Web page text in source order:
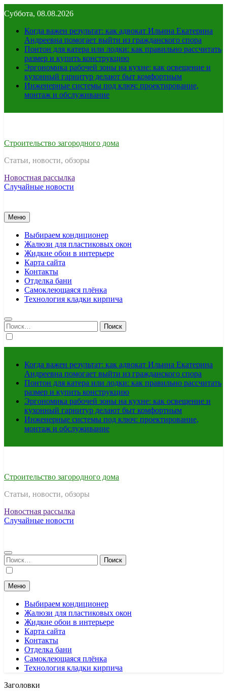
к
содержимому
Суббота, 08.08.2026
Когда важен результат: как адвокат Ильина Екатерина
Андреевна помогает выйти из гражданского спора
Понтон для катера или лодки: как правильно рассчитать
размер и купить конструкцию
Эргономика рабочей зоны на кухне: как освещение и
кухонный гарнитур делают быт комфортным
Инженерные системы под ключ: проектирование,
монтаж и обслуживание
Строительство загородного дома
Статьи, новости, обзоры
Новостная рассылка
Случайные новости
Меню
Выбираем кондиционер
Жалюзи для пластиковых окон
Жидкие обои в интерьере
Карта сайта
Контакты
Отделка бани
Самоклеющаяся плёнка
Технология кладки кирпича
Найти:
Когда важен результат: как адвокат Ильина Екатерина
Андреевна помогает выйти из гражданского спора
Понтон для катера или лодки: как правильно рассчитать
размер и купить конструкцию
Эргономика рабочей зоны на кухне: как освещение и
кухонный гарнитур делают быт комфортным
Инженерные системы под ключ: проектирование,
монтаж и обслуживание
Строительство загородного дома
Статьи, новости, обзоры
Новостная рассылка
Случайные новости
Найти:
Меню
Выбираем кондиционер
Жалюзи для пластиковых окон
Жидкие обои в интерьере
Карта сайта
Контакты
Отделка бани
Самоклеющаяся плёнка
Технология кладки кирпича
Заголовки